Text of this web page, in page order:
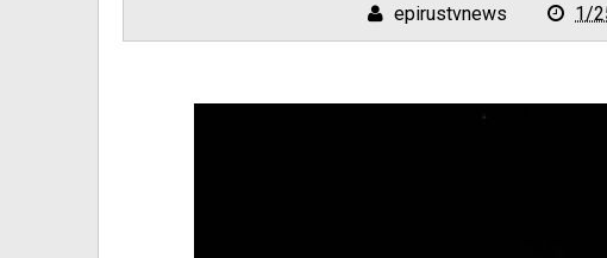
epirustvnews 1/